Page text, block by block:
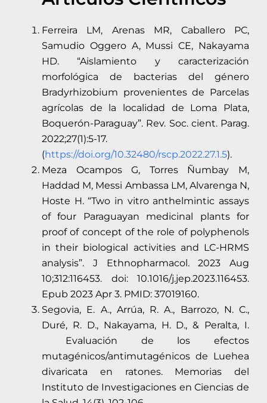
Ferreira LM, Arenas MR, Caballero PC,
Samudio Oggero A, Mussi CE, Nakayama
HD. “Aislamiento y caracterización
morfológica de bacterias del género
Bradyrhizobium provenientes de Parcelas
agrícolas de la localidad de Loma Plata,
Boquerón-Paraguay”. Rev. Soc. cient. Parag.
2022;27(1):5-17.
(https://doi.org/10.32480/rscp.2022.27.1.5).
Meza Ocampos G, Torres Ñumbay M,
Haddad M, Messi Ambassa LM, Alvarenga N,
Hoste H. “Two in vitro anthelmintic assays
of four Paraguayan medicinal plants for
proof of concept of the role of polyphenols
in their biological activities and LC-HRMS
analysis”. J Ethnopharmacol. 2023 Aug
10;312:116453. doi: 10.1016/j.jep.2023.116453.
Epub 2023 Apr 3. PMID: 37019160.
Segovia, E. A., Arrúa, R. A., Barrozo, N. C.,
Duré, R. D., Nakayama, H. D., & Peralta, I.
Evaluación de los efectos
mutagénicos/antimutagénicos de Luehea
divaricata en ratones. Memorias del
Instituto de Investigaciones en Ciencias de